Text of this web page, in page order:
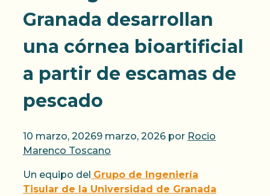
Granada desarrollan
una córnea bioartificial
a partir de escamas de
pescado
10 marzo, 20269 marzo, 2026 por Rocio
Marenco Toscano
Un equipo del Grupo de Ingeniería
Tisular de la Universidad de Granada